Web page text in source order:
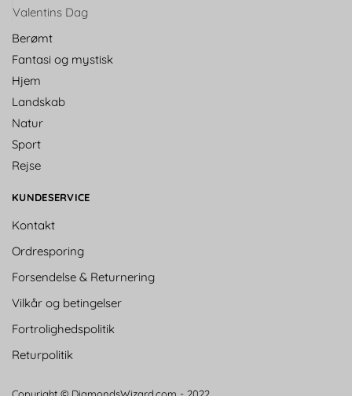
Valentins Dag
Berømt
Fantasi og mystisk
Hjem
Landskab
Natur
Sport
Rejse
KUNDESERVICE
Kontakt
Ordresporing
Forsendelse & Returnering
Vilkår og betingelser
Fortrolighedspolitik
Returpolitik